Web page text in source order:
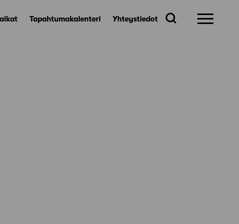
Tapahtumakalenteri Yhteystiedot